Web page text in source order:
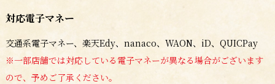
対応電子マネー
交通系電子マネー、楽天Edy、nanaco、WAON、iD、QUICPay
※一部店舗では対応している電子マネーが異なる場合がございます
ので、予めご了承ください。